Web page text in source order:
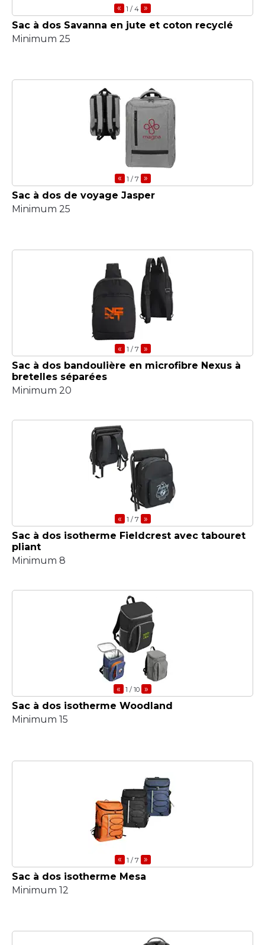
« 1 / 4 »
Sac à dos Savanna en jute et coton recyclé
Minimum 25
« 1 / 7 »
Sac à dos de voyage Jasper
Minimum 25
« 1 / 7 »
Sac à dos bandoulière en microfibre Nexus à
bretelles séparées
Minimum 20
« 1 / 7 »
Sac à dos isotherme Fieldcrest avec tabouret
pliant
Minimum 8
« 1 / 10 »
Sac à dos isotherme Woodland
Minimum 15
« 1 / 7 »
Sac à dos isotherme Mesa
Minimum 12